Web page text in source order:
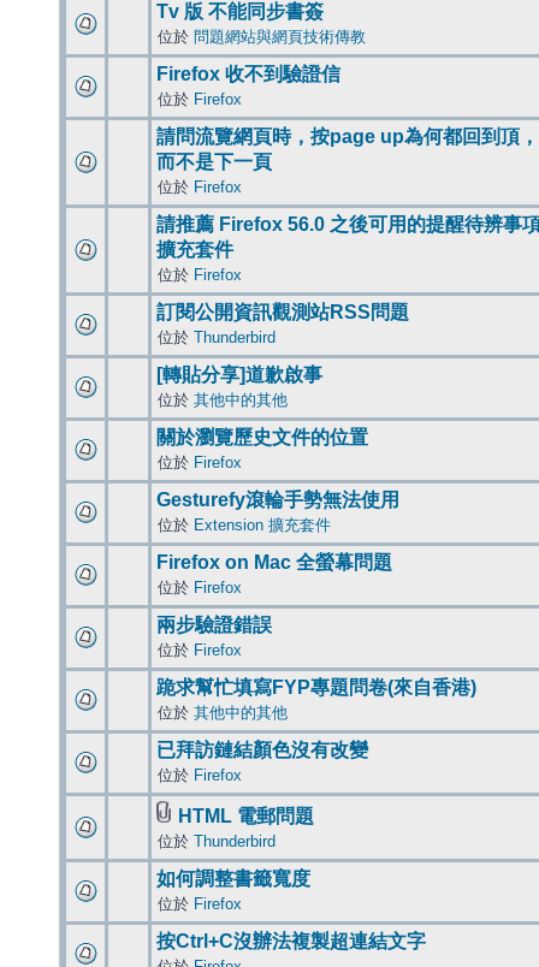
Tv 版 不能同步書簽
位於 問題網站與網頁技術傳教
Firefox 收不到驗證信
位於 Firefox
請問流覽網頁時，按page up為何都回到頂，
而不是下一頁
位於 Firefox
請推薦 Firefox 56.0 之後可用的提醒待辨事
擴充套件
位於 Firefox
訂閱公開資訊觀測站RSS問題
位於 Thunderbird
[轉貼分享]道歉啟事
位於 其他中的其他
關於瀏覽歷史文件的位置
位於 Firefox
Gesturefy滾輪手勢無法使用
位於 Extension 擴充套件
Firefox on Mac 全螢幕問題
位於 Firefox
兩步驗證錯誤
位於 Firefox
跪求幫忙填寫FYP專題問卷(來自香港)
位於 其他中的其他
已拜訪鏈結顏色沒有改變
位於 Firefox
HTML 電郵問題
位於 Thunderbird
如何調整書籤寬度
位於 Firefox
按Ctrl+C沒辦法複製超連結文字